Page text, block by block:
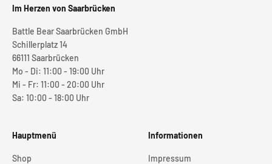
Im Herzen von Saarbrücken
Battle Bear Saarbrücken GmbH
Schillerplatz 14
66111 Saarbrücken
Mo - Di: 11:00 - 19:00 Uhr
Mi - Fr: 11:00 - 20:00 Uhr
Sa: 10:00 - 18:00 Uhr
Hauptmenü
Shop
Informationen
Impressum